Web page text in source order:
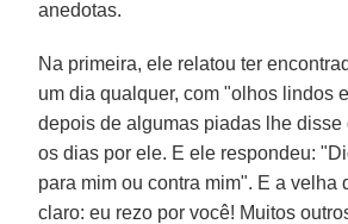
anedotas.
Na primeira, ele relatou ter
um dia qualquer, com "olhos lindos
depois de algumas piadas lhe disse
os dias por ele. E ele respondeu:
para mim ou contra mim". E a velha
claro: eu rezo por você! Muitos